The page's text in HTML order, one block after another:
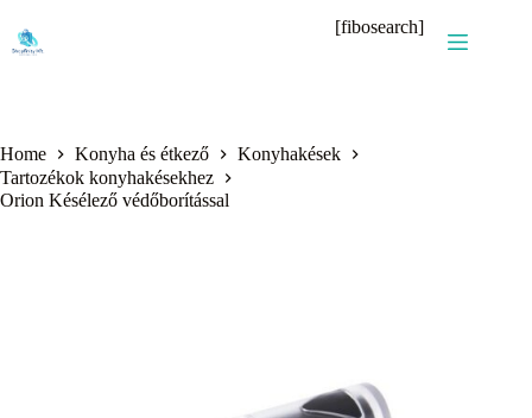
content
[fibosearch]
Home Konyha és étkező
Konyhakések
Tartozékok konyhakésekhez
Orion Késélező védőborítással